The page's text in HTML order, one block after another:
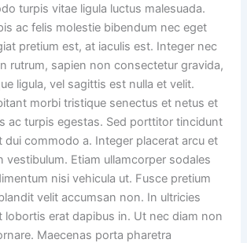
turpis vitae ligula luctus malesuada.
ac felis molestie bibendum nec eget
pretium est, at iaculis est. Integer nec
rutrum, sapien non consectetur gravida,
ligula, vel sagittis est nulla et velit.
morbi tristique senectus et netus et
ac turpis egestas. Sed porttitor tincidunt
dui commodo a. Integer placerat arcu et
vestibulum. Etiam ullamcorper sodales
nisi vehicula ut. Fusce pretium
velit accumsan non. In ultricies
lobortis erat dapibus in. Ut nec diam non
Maecenas porta pharetra